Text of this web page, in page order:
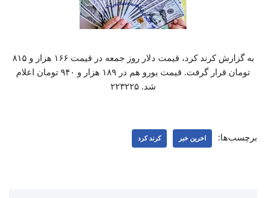
به گزارش کرند کرد، قیمت دلار روز جمعه در قیمت ۱۶۶ هزار و ۸۱۵
تومان قرار گرفت. قیمت یورو هم در ۱۸۹ هزار و ۹۴۰ تومان اعلام
شد. ۲۲۳۲۲۵
برچسب‌ها: اخرین خبر کرند کرد